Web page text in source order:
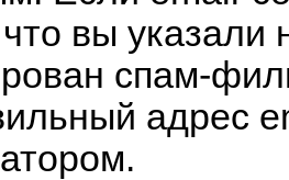
вы
спам-
адрес